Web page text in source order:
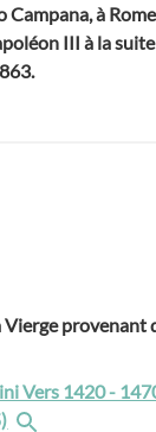
à
III à la
Vierge
Vers 1420 -